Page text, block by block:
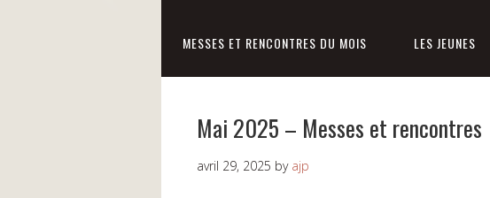
MESSES ET RENCONTRES DU MOIS LES JEUNES
Mai 2025 – Messes et rencontres
avril 29, 2025 by ajp